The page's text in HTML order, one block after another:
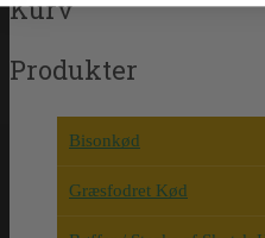
Kurv
Produkter
Bisonkød
Græsfodret Kød